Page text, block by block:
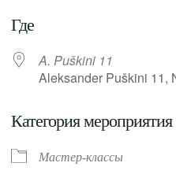
Где
A. Puškini 11
Aleksander Puškini 11,
Категория мероприятия
Мастер-классы